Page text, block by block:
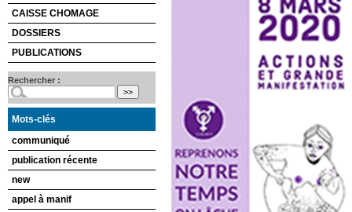
CAISSE CHOMAGE
DOSSIERS
PUBLICATIONS
Rechercher :
Mots-clés
communiqué
publication récente
new
appel à manif